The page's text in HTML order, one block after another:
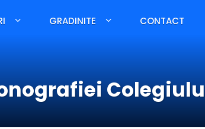
GRADINITE CONTACT